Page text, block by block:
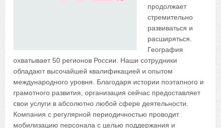
продолжает
стремительно
развиваться и
расширяться.
География
охватывает 50 регионов России. Наши сотрудники
обладают высочайшей квалификацией и опытом
международного уровня. Благодаря истории поэтапного и
грамотного развития, организация сейчас предоставляет
свои услуги в абсолютно любой сфере деятельности.
Компания с регулярной периодичностью проводит
мобилизацию персонала с целью поддержания и